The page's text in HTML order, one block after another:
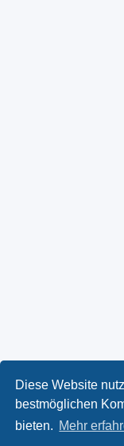
Diese Website
bestmöglichen
bieten. Mehr